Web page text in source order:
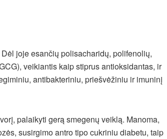
joje esančių polisacharidų, polifenolių,
veikiantis kaip stiprus antioksidantas, ir
antibakteriniu, priešvėžiniu ir imuninį
palaikyti gerą smegenų veiklą. Manoma,
susirgimo antro tipo cukriniu diabetu, taip